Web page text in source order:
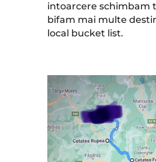
intoarcere schimbam
bifam mai multe
local bucket list.